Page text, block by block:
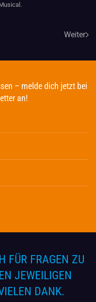
.
Weiter
– melde dich jetzt bei
an!
FÜR FRAGEN ZU
JEWEILIGEN
DANK.